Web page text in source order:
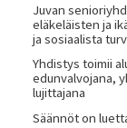
Juvan
eläkeläisten ja
ja sosiaalista
Yhdistys toimii
edunvalvojana,
lujittajana
Säännöt on